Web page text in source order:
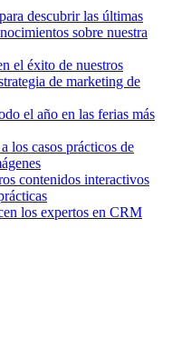
descubrir las últimas
sobre nuestra
el éxito de nuestros
de marketing de
el año en las ferias más
los casos prácticos de
contenidos interactivos
los expertos en CRM